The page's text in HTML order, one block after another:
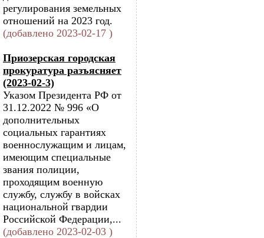
регулирования земельных
отношений на 2023 год.
(добавлено 2023-02-17 )
Приозерская городская
прокуратура разъясняет
(2023-02-3)
Указом Президента РФ от
31.12.2022 № 996 «О
дополнительных
социальных гарантиях
военнослужащим и лицам,
имеющим специальные
звания полиции,
проходящим военную
службу, службу в войсках
национальной гвардии
Российской Федерации,...
(добавлено 2023-02-03 )